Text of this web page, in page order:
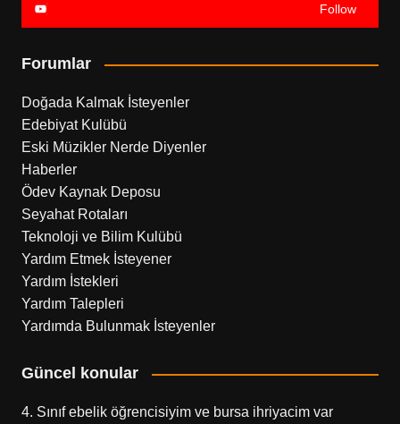
Follow
Forumlar
Doğada Kalmak İsteyenler
Edebiyat Kulübü
Eski Müzikler Nerde Diyenler
Haberler
Ödev Kaynak Deposu
Seyahat Rotaları
Teknoloji ve Bilim Kulübü
Yardım Etmek İsteyener
Yardım İstekleri
Yardım Talepleri
Yardımda Bulunmak İsteyenler
Güncel konular
4. Sınıf ebelik öğrencisiyim ve bursa ihriyacim var